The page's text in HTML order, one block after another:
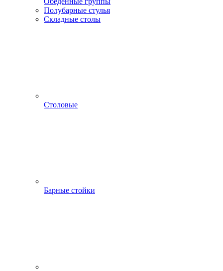
Полубарные стулья
Складные столы
Столовые
Барные стойки